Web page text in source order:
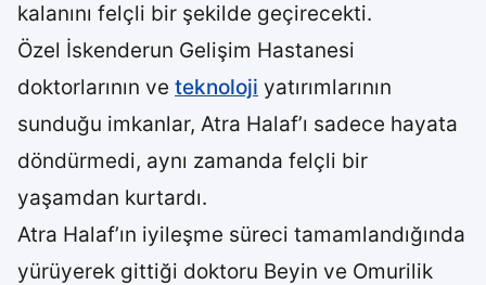
kalanını felçli bir şekilde geçirecekti.
Özel İskenderun Gelişim Hastanesi
doktorlarının ve teknoloji yatırımlarının
sunduğu imkanlar, Atra Halaf’ı sadece hayata
döndürmedi, aynı zamanda felçli bir
yaşamdan kurtardı.
Atra Halaf’ın iyileşme süreci tamamlandığında
yürüyerek gittiği doktoru Beyin ve Omurilik